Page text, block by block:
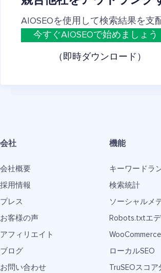
AIOSEOを使用して検索結果を
今すぐAIOSEOで始めましょう
（即時ダウンロード）
会社
会社概要
採用情報
プレス
お客様の声
アフィリエイト
ブログ
お問い合わせ
機能
キーワードラ
検索統計
ソーシャルメ
Robots.txtエ
ローカルSEO
TruSEOスコア